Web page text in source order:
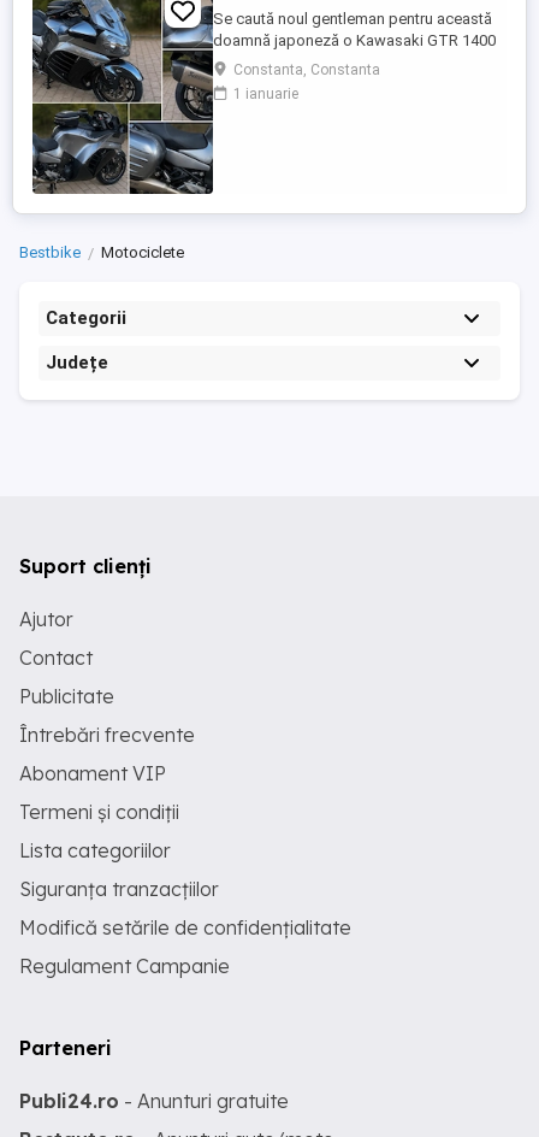
Se caută noul gentleman pentru această
doamnă japoneză o Kawasaki GTR 1400
care încă întoarce priviri și iubește
kilometrii. A fost răsfățată, întreținută la
timp și tratată cu respect. O dau doar
Constanta, Constanta
1 ianuarie
Bestbike Motociclete
Categorii
Județe
Suport clienți
Ajutor
Contact
Publicitate
Întrebări frecvente
Abonament VIP
Termeni și condiții
Lista categoriilor
Siguranța tranzacțiilor
Modifică setările de confidențialitate
Regulament Campanie
Parteneri
Publi24.ro - Anunturi gratuite